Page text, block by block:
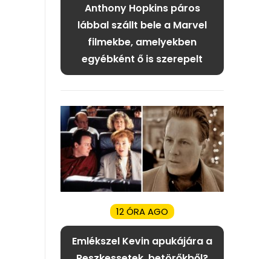
Anthony Hopkins páros
lábbal szállt bele a Marvel
filmekbe, amelyekben
egyébként ő is szerepelt
12 ÓRA AGO
Emlékszel Kevin apukájára a